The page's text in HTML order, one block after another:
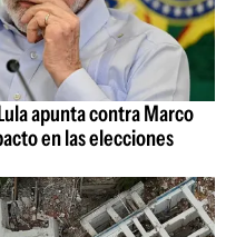
apunta contra Marco
en las elecciones